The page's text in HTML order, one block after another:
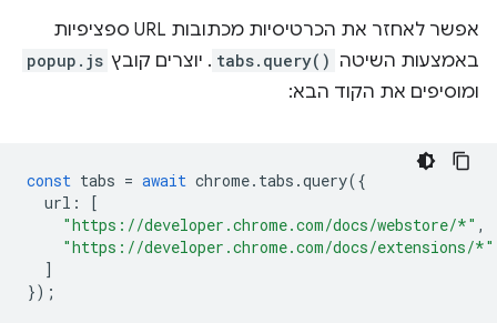
אפשר לאחזר את הכרטיסיות מכתובות URL ספציפיות
באמצעות השיטה tabs.query() . יוצרים קובץ popup.js
ומוסיפים את הקוד הבא:
const tabs = await chrome. tabs .query({
url :
[
"https://developer.chrome.com/docs/webstore/*" ,
"https://developer.chrome.com/docs/extensions/*"
]
});